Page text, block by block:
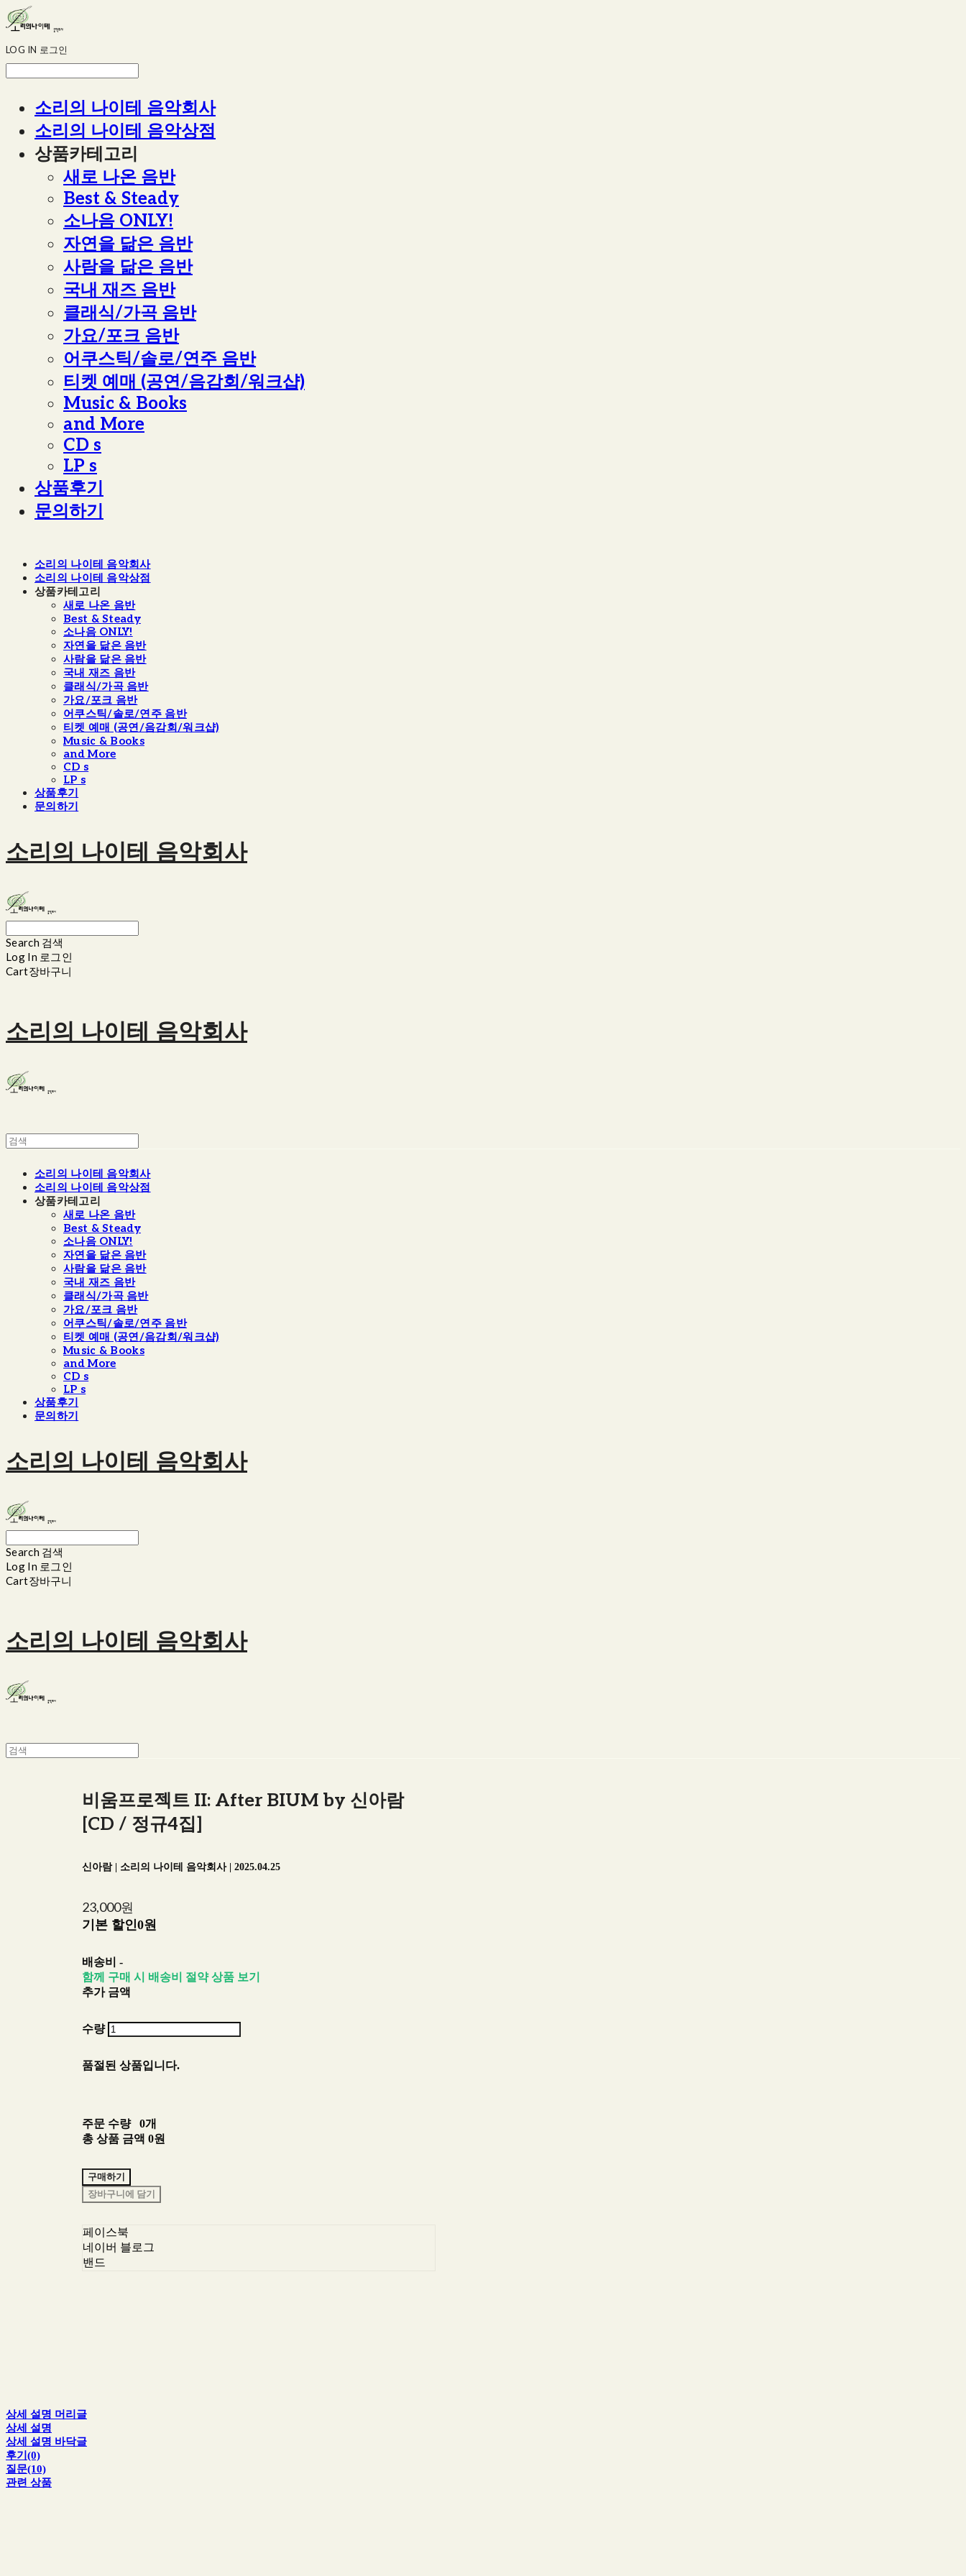
LOG IN 로그인
소리의 나이테 음악회사
소리의 나이테 음악상점
상품카테고리
새로 나온 음반
Best & Steady
소나음 ONLY!
자연을 닮은 음반
사람을 닮은 음반
국내 재즈 음반
클래식/가곡 음반
가요/포크 음반
어쿠스틱/솔로/연주 음반
티켓 예매 (공연/음감회/워크샵)
Music & Books
and More
CD s
LP s
상품후기
문의하기
소리의 나이테 음악회사
소리의 나이테 음악상점
상품카테고리
새로 나온 음반
Best & Steady
소나음 ONLY!
자연을 닮은 음반
사람을 닮은 음반
국내 재즈 음반
클래식/가곡 음반
가요/포크 음반
어쿠스틱/솔로/연주 음반
티켓 예매 (공연/음감회/워크샵)
Music & Books
and More
CD s
LP s
상품후기
문의하기
소리의 나이테 음악회사
Search 검색
Log In 로그인
Cart장바구니
소리의 나이테 음악회사
소리의 나이테 음악회사
소리의 나이테 음악상점
상품카테고리
새로 나온 음반
Best & Steady
소나음 ONLY!
자연을 닮은 음반
사람을 닮은 음반
국내 재즈 음반
클래식/가곡 음반
가요/포크 음반
어쿠스틱/솔로/연주 음반
티켓 예매 (공연/음감회/워크샵)
Music & Books
and More
CD s
LP s
상품후기
문의하기
소리의 나이테 음악회사
Search 검색
Log In 로그인
Cart장바구니
소리의 나이테 음악회사
비움프로젝트 II: After BIUM by 신아람
[CD / 정규4집]
신아람 | 소리의 나이테 음악회사 | 2025.04.25
23,000원
기본 할인0원
배송비-
함께 구매 시 배송비 절약 상품 보기
추가 금액
수량
품절된 상품입니다.
주문 수량
0개
총 상품 금액 0원
구매하기
장바구니에 담기
페이스북
네이버 블로그
밴드
상세 설명 머리글
상세 설명
상세 설명 바닥글
후기(0)
질문(10)
관련 상품